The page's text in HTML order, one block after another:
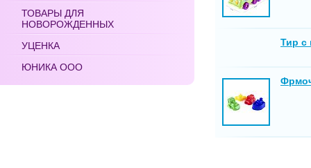
ТОВАРЫ ДЛЯ
НОВОРОЖДЕННЫХ
УЦЕНКА
ЮНИКА ООО
Тир с